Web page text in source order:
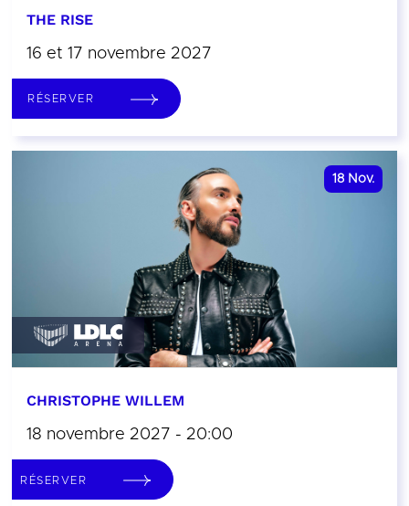
THE RISE
16 et 17 novembre 2027
RÉSERVER
18 Nov.
CHRISTOPHE WILLEM
18 novembre 2027 - 20:00
RÉSERVER